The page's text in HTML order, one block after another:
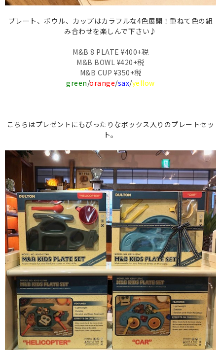
プレート、ボウル、カップはカラフルな4色展開！重ねて色の組
み合わせを楽しんで下さい♪
M&B 8 PLATE ¥400+税
M&B BOWL ¥420+税
M&B CUP ¥350+税
green/orange/sax/yellow
こちらはプレゼントにもぴったりなボックス入りのプレートセッ
ト。